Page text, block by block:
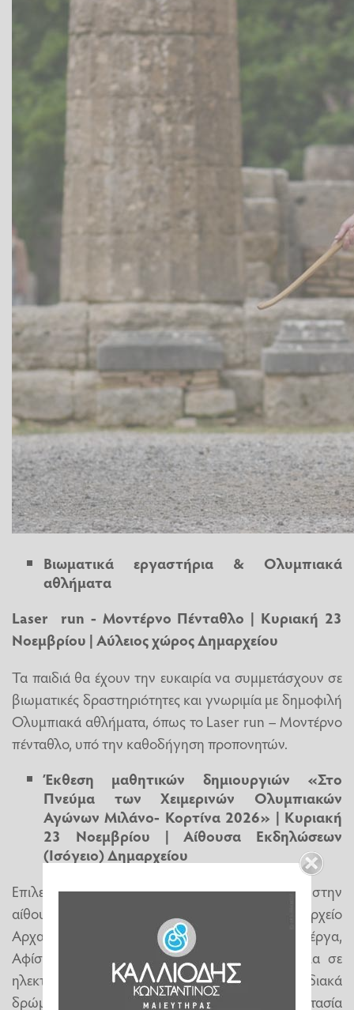
Βιωματικά εργαστήρια & Ολυμπιακά
αθλήματα
Laser run - Μοντέρνο Πένταθλο | Κυριακή 23
Νοεμβρίου | Αύλειος χώρος Δημαρχείου
Τα παιδιά θα έχουν την ευκαιρία να συμμετάσχουν σε
βιωματικές δραστηριότητες και γνωριμία με δημοφιλή
Ολυμπιακά αθλήματα, όπως το Laser run – Μοντέρνο
πένταθλο, υπό την καθοδήγηση προπονητών.
Έκθεση μαθητικών δημιουργιών «Στο
Πνεύμα των Χειμερινών Ολυμπιακών
Αγώνων Μιλάνο- Κορτίνα 2026» | Κυριακή
23 Νοεμβρίου | Αίθουσα Εκδηλώσεων
(Ισόγειο) Δημαρχείου
Επιλεγμένα έργα μαθητών παρουσιάζονται στην
αίθουσα εκδηλώσεων (ισόγειο) του Δημαρχείο
Αρχαίας Ολυμπίας. Εικαστικά έργα, Ποιητικά έργα,
Αφίσες, Σύντομα βίντεο, Εκπαιδευτικά παιχνίδια σε
ηλεκτρονική μορφή και Μουσικά ή χορωδιακά
δρώμενα αναδεικνύουν το ταλέντο και τη φαντασία